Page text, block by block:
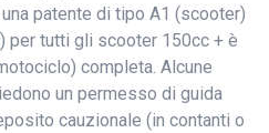
patente di tipo A1 (scooter)
per tutti gli scooter 150cc + è
completa. Alcune
un permesso di guida
cauzionale (in contanti o